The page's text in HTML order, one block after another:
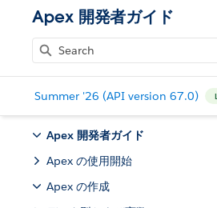
Apex 開発者ガイド
Summer '26 (API version 67.0)
Apex 開発者ガイド
Apex の使用開始
Apex の作成